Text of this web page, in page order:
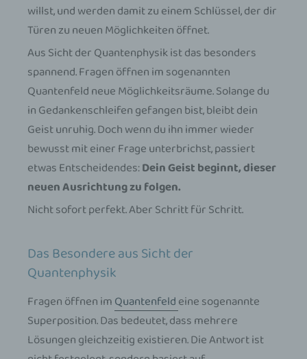
willst, und werden damit zu einem Schlüssel, der dir
Türen zu neuen Möglichkeiten öffnet.
Aus Sicht der Quantenphysik ist das besonders
spannend. Fragen öffnen im sogenannten
Quantenfeld neue Möglichkeitsräume. Solange du
in Gedankenschleifen gefangen bist, bleibt dein
Geist unruhig. Doch wenn du ihn immer wieder
bewusst mit einer Frage unterbrichst, passiert
etwas Entscheidendes:Dein Geist beginnt, dieser
neuen Ausrichtung zu folgen.
Nicht sofort perfekt. Aber Schritt für Schritt.
Das Besondere aus Sicht der
Quantenphysik
Fragen öffnen imQuantenfeldeine sogenannte
Superposition. Das bedeutet, dass mehrere
Lösungen gleichzeitig existieren. Die Antwort ist